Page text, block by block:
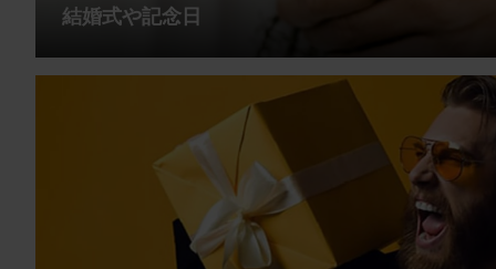
結婚式や記念日